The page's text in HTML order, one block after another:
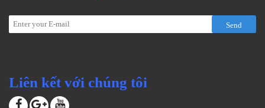
Send
Liên kết với chúng tôi